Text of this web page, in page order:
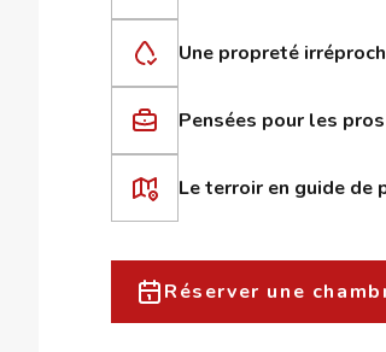
Une propreté
Pensées pour les
Le terroir en guide de
Réserver une